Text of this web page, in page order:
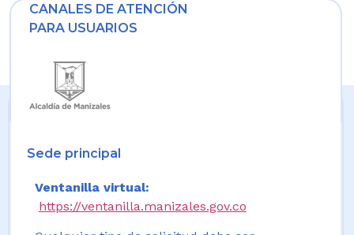
CANALES DE ATENCIÓN
PARA USUARIOS
Sede principal
Ventanilla virtual:
https://ventanilla.manizales.gov.co